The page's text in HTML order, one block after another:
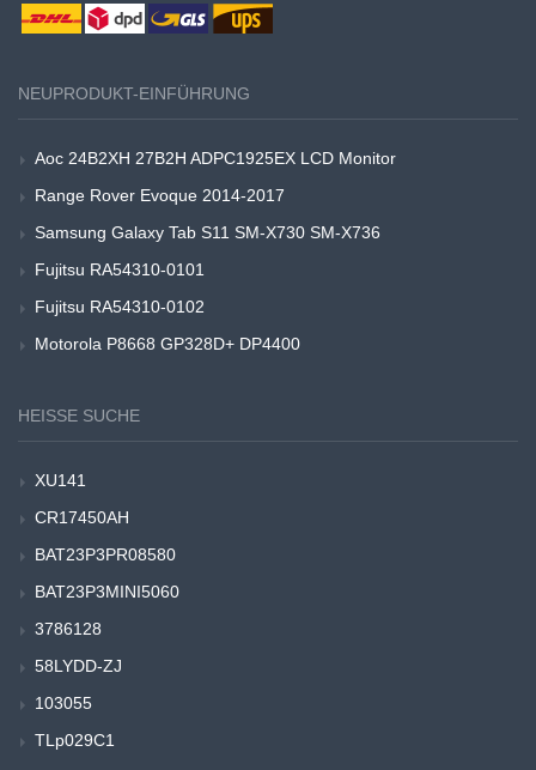
NEUPRODUKT-EINFÜHRUNG
Aoc 24B2XH 27B2H ADPC1925EX LCD Monitor
Range Rover Evoque 2014-2017
Samsung Galaxy Tab S11 SM-X730 SM-X736
Fujitsu RA54310-0101
Fujitsu RA54310-0102
Motorola P8668 GP328D+ DP4400
HEISSE SUCHE
XU141
CR17450AH
BAT23P3PR08580
BAT23P3MINI5060
3786128
58LYDD-ZJ
103055
TLp029C1